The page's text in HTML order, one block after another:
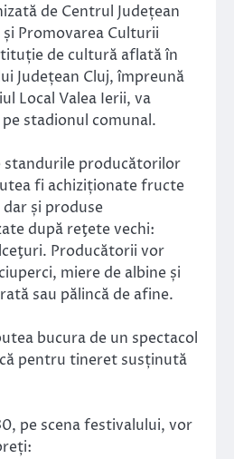
de Centrul Județean
Promovarea Culturii
de cultură aflată în
Județean Cluj, împreună
Local Valea Ierii, va
stadionul comunal.
standurile producătorilor
fi achiziționate fructe
și produse
după reţete vechi:
Producătorii vor
miere de albine și
sau pălincă de afine.
bucura de un spectacol
pentru tineret susținută
pe scena festivalului, vor